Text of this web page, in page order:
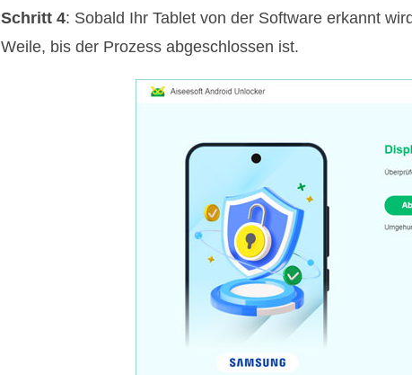
Schritt 4: Sobald Ihr Tablet von der Software erkannt
Weile, bis der Prozess abgeschlossen ist.